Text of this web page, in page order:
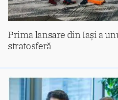
Prima lansare din Iași a
stratosferă